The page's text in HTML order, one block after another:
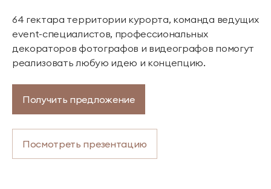
64 гектара территории курорта, команда ведущих
event-специалистов, профессиональных
декораторов фотографов и видеографов помогут
реализовать любую идею и концепцию.
Получить предложение
Посмотреть презентацию